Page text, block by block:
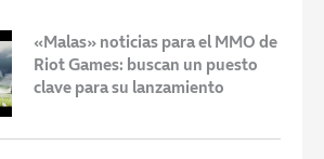
«Malas» noticias para el MMO de
Riot Games: buscan un puesto
clave para su lanzamiento